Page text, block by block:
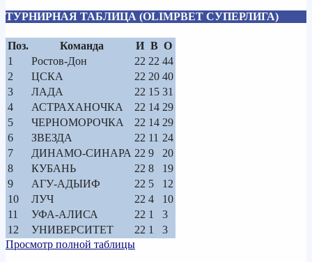
ТУРНИРНАЯ ТАБЛИЦА (OLIMPBET СУПЕРЛИГА)
Поз. Команда И В О
1
Ростов-Дон 22 22 44
2
ЦСКА 22 20 40
3
ЛАДА 22 15 31
4
АСТРАХАНОЧКА 22 14 29
5
ЧЕРНОМОРОЧКА 22 14 29
6
ЗВЕЗДА 22 11 24
7
ДИНАМО-СИНАРА 22 9
20
8
КУБАНЬ 22 8
19
9
АГУ-АДЫИФ 22 5
12
10
ЛУЧ 22 4
10
11
УФА-АЛИСА 22 1
3
12
УНИВЕРСИТЕТ 22 1
3
Просмотр полной таблицы